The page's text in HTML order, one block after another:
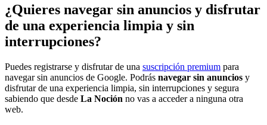
¿Quieres navegar sin anuncios y disfrutar
de una experiencia limpia y sin
interrupciones?
Puedes registrarse y disfrutar de una suscripción premium para
navegar sin anuncios de Google. Podrás navegar sin anuncios y
disfrutar de una experiencia limpia, sin interrupciones y segura
sabiendo que desde La Noción no vas a acceder a ninguna otra
web.